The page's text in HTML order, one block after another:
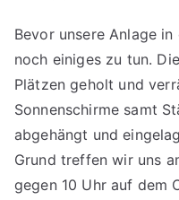
Bevor unsere Anlage
noch einiges zu tun.
Plätzen geholt und
Sonnenschirme samt
abgehängt und
Grund treffen wir uns
gegen 10 Uhr auf dem